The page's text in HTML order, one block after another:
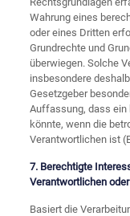
Wahrung eines
oder eines Dritten
Grundrechte und
überwiegen. Solche
insbesondere
Gesetzgeber
Auffassung, dass ein
könnte, wenn die
Verantwortlichen ist
7. Berechtigte
Verantwortlichen
Basiert die